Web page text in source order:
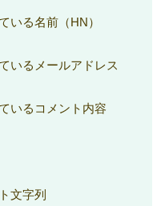
いる名前（HN）
いるメールアドレス
いるコメント内容
文字列